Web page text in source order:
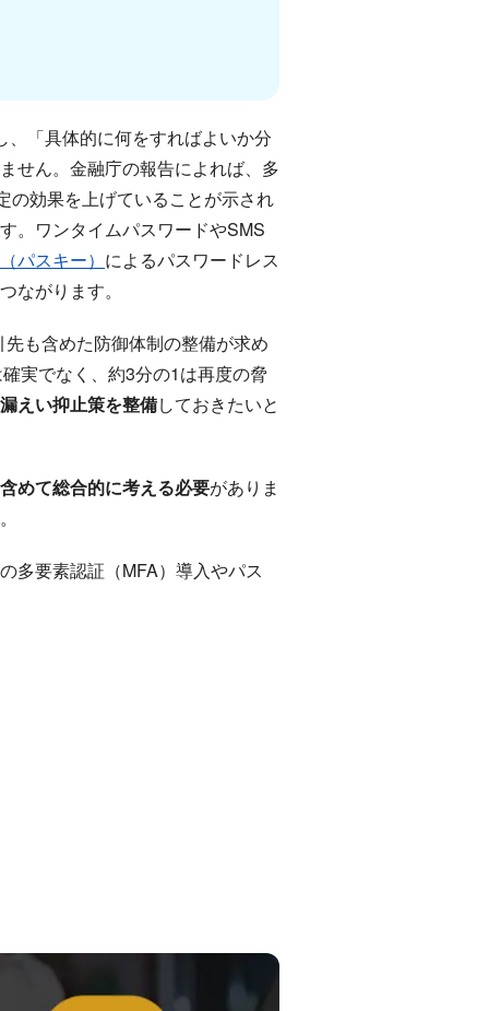
「具体的に何をすればよいか分
せん。金融庁の報告によれば、多
の効果を上げていることが示され
。ワンタイムパスワードやSMS
パスキー） によるパスワードレス
ながります。
も含めた防御体制の整備が求め
実でなく、約3分の1は再度の脅
えい抑止策を整備しておきたいと
めて総合的に考える必要がありま
多要素認証（MFA）導入やパス